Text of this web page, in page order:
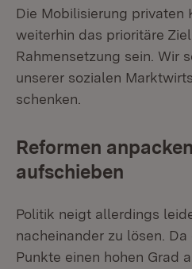
Die Mobilisierung privaten
weiterhin das prioritäre
Rahmensetzung sein. Wir
unserer sozialen
schenken.
Reformen
aufschieben
Politik neigt allerdings
nacheinander zu lösen.
Punkte einen hohen Grad